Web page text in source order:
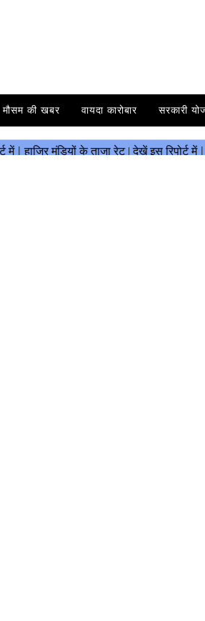
मौसम की खबर वायदा कारोबार सरकारी